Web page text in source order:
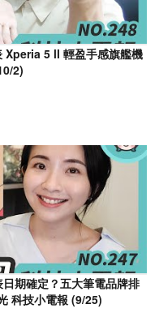
5 ll 輕盈手感旗艦機
2)
期確定？五大筆電品牌排
科技小電報 (9/25)